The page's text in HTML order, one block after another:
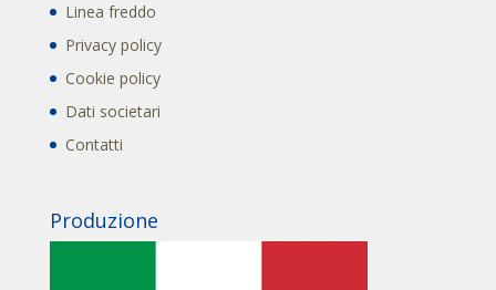
Linea freddo
Privacy policy
Cookie policy
Dati societari
Contatti
Produzione